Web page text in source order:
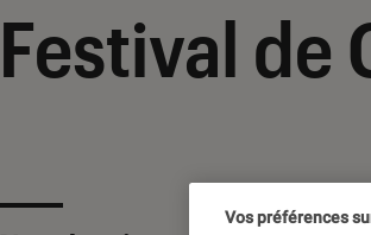
Festival de
Vos préférences